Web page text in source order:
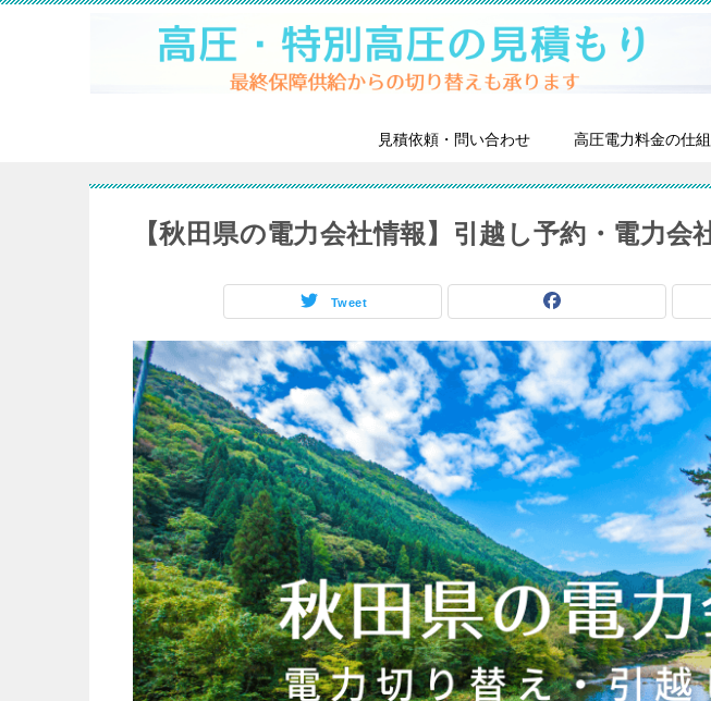
見積依頼・問い合わせ 高圧電力料金の仕
【秋田県の電力会社情報】引越し予約・電力会
Tweet